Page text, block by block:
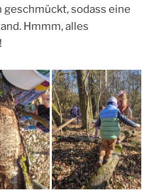
geschmückt,sodass eine
Hmmm, alles